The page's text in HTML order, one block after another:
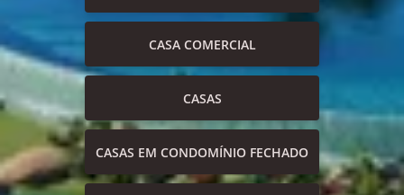
CASA COMERCIAL
CASAS
CASAS EM CONDOMÍNIO FECHADO